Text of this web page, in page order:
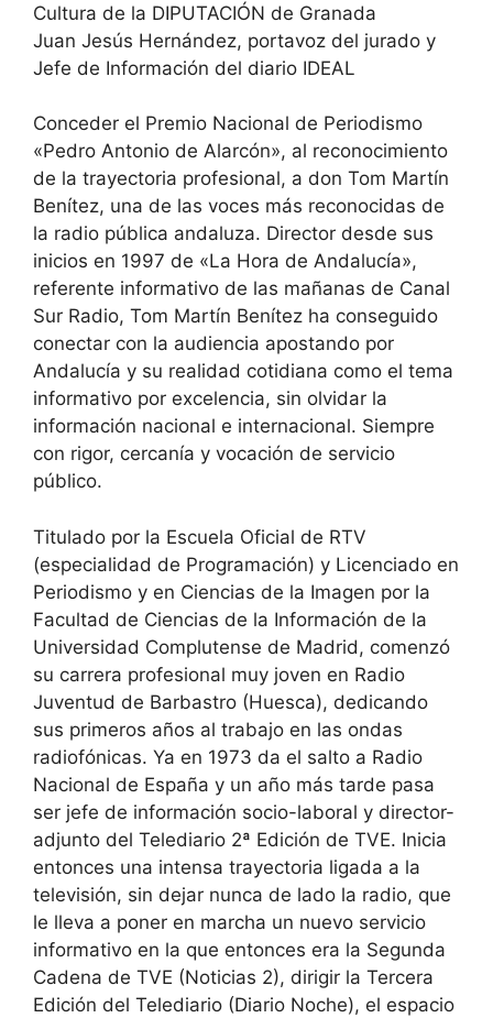
Cultura de la DIPUTACIÓN de Granada
Juan Jesús Hernández, portavoz del jurado y
Jefe de Información del diario IDEAL
Conceder el Premio Nacional de Periodismo
«Pedro Antonio de Alarcón», al reconocimiento
de la trayectoria profesional, a don Tom Martín
Benítez, una de las voces más reconocidas de
la radio pública andaluza. Director desde sus
inicios en 1997 de «La Hora de Andalucía»,
referente informativo de las mañanas de Canal
Sur Radio, Tom Martín Benítez ha conseguido
conectar con la audiencia apostando por
Andalucía y su realidad cotidiana como el tema
informativo por excelencia, sin olvidar la
información nacional e internacional. Siempre
con rigor, cercanía y vocación de servicio
público.
Titulado por la Escuela Oficial de RTV
(especialidad de Programación) y Licenciado en
Periodismo y en Ciencias de la Imagen por la
Facultad de Ciencias de la Información de la
Universidad Complutense de Madrid, comenzó
su carrera profesional muy joven en Radio
Juventud de Barbastro (Huesca), dedicando
sus primeros años al trabajo en las ondas
radiofónicas. Ya en 1973 da el salto a Radio
Nacional de España y un año más tarde pasa
ser jefe de información socio-laboral y director-
adjunto del Telediario 2ª Edición de TVE. Inicia
entonces una intensa trayectoria ligada a la
televisión, sin dejar nunca de lado la radio, que
le lleva a poner en marcha un nuevo servicio
informativo en la que entonces era la Segunda
Cadena de TVE (Noticias 2), dirigir la Tercera
Edición del Telediario (Diario Noche), el espacio